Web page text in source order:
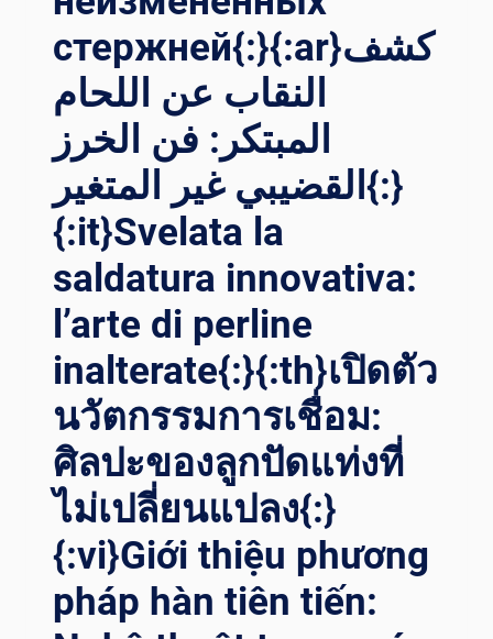
стержней{:}{:ar}كشف
النقاب عن اللحام
المبتكر: فن الخرز
القضيبي غير المتغير{:}
{:it}Svelata la
saldatura innovativa:
l’arte di perline
inalterate{:}{:th}เปิดตัว
นวัตกรรมการเชื่อม:
ศิลปะของลูกปัดแท่งที่
ไม่เปลี่ยนแปลง{:}
{:vi}Giới thiệu phương
pháp hàn tiên tiến: